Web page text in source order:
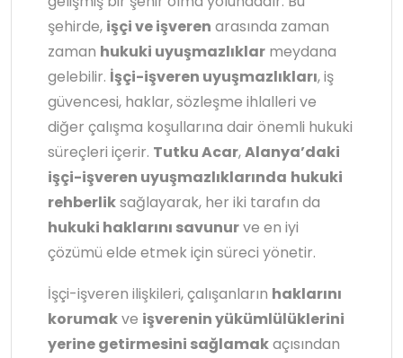
şehirde, işçi ve işveren arasında zaman
zaman hukuki uyuşmazlıklar meydana
gelebilir. İşçi-işveren uyuşmazlıkları, iş
güvencesi, haklar, sözleşme ihlalleri ve
diğer çalışma koşullarına dair önemli hukuki
süreçleri içerir. Tutku Acar,Alanya’daki
işçi-işveren uyuşmazlıklarında hukuki
rehberliksağlayarak, her iki tarafın da
hukuki haklarını savunurve en iyi
çözümü elde etmek için süreci yönetir.
İşçi-işveren ilişkileri, çalışanların haklarını
korumakve işverenin yükümlülüklerini
yerine getirmesini sağlamakaçısından